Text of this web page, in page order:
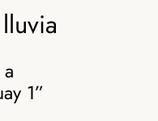
1”